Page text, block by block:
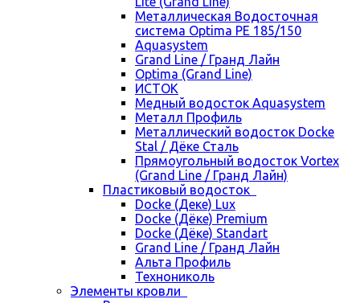
Металлическая Водосточная
система Optima PE 185/150
Aquasystem
Grand Line / Гранд Лайн
Optima (Grand Line)
ИСТОК
Медный водосток Aquasystem
Металл Профиль
Металлический водосток Docke
Stal / Дёке Сталь
Прямоугольный водосток Vortex
(Grand Line / Гранд Лайн)
Пластиковый водосток
Docke (Деке) Lux
Docke (Дёке) Premium
Docke (Дёке) Standart
Grand Line / Гранд Лайн
Альта Профиль
Технониколь
Элементы кровли